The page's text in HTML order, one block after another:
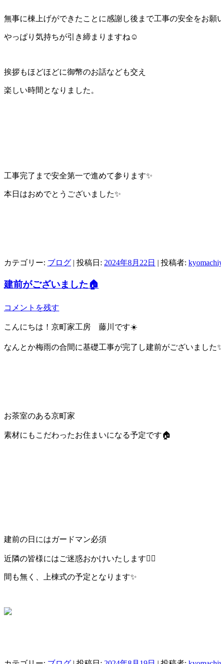
無事に棟上げができたことに感謝し後まで工事の安全をお願
やっぱり気持ちが引き締まりますね☺️
挨拶もほどほどに御幣のお話なども交え
楽しい時間となりました。
工事完了まで安全第一で進めて参ります✨
本日はおめでとうございました✨
カテゴリー: ブログ | 投稿日: 2024年8月22日 | 投稿者:
建前がございました🏠
コメントを残す
こんにちは！京町家工房 藤川です☀️
なんとか梅雨の合間に基礎工事が完了し建前がございました
お茶室のある京町家
素材にもこだわったお住まいになる予定です🏠
建前の日にはガードマン必須
近隣の皆様にはご迷惑おかけいたします🙇‍♀️
間も無く、上棟式の予定となります✨